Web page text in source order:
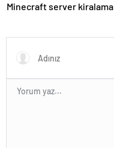
Minecraft server kiralama